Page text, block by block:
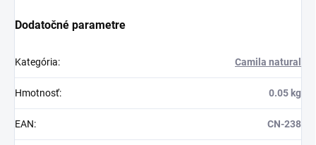
Dodatočné parametre
Kategória: Camila natural
Hmotnosť: 0.05 kg
EAN: CN-238